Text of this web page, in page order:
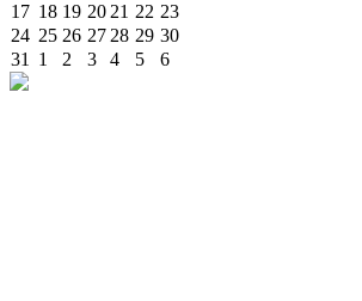
17 18 19 20 21 22 23
24 25 26 27 28 29 30
31
1 2 3 4 5 6